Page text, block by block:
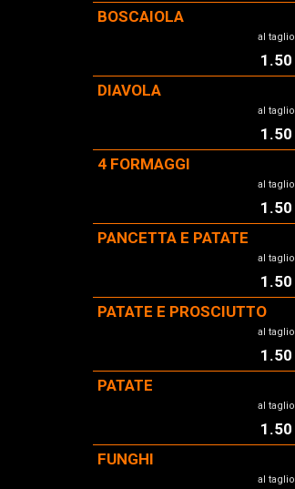
BOSCAIOLA
al taglio
1.50
DIAVOLA
al taglio
1.50
4 FORMAGGI
al taglio
1.50
PANCETTA E PATATE
al taglio
1.50
PATATE E PROSCIUTTO
al taglio
1.50
PATATE
al taglio
1.50
FUNGHI
al taglio